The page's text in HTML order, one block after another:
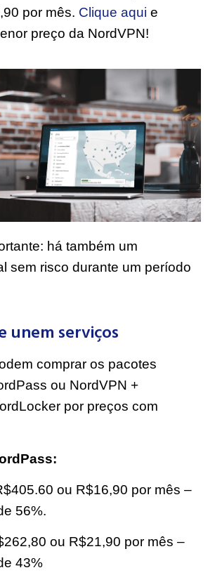
por mês. Clique aqui e
preço da NordVPN!
há também um
sem risco durante um período
unem serviços
comprar os pacotes
ou NordVPN +
por preços com
ou R$16,90 por mês –
56%.
ou R$21,90 por mês –
43%